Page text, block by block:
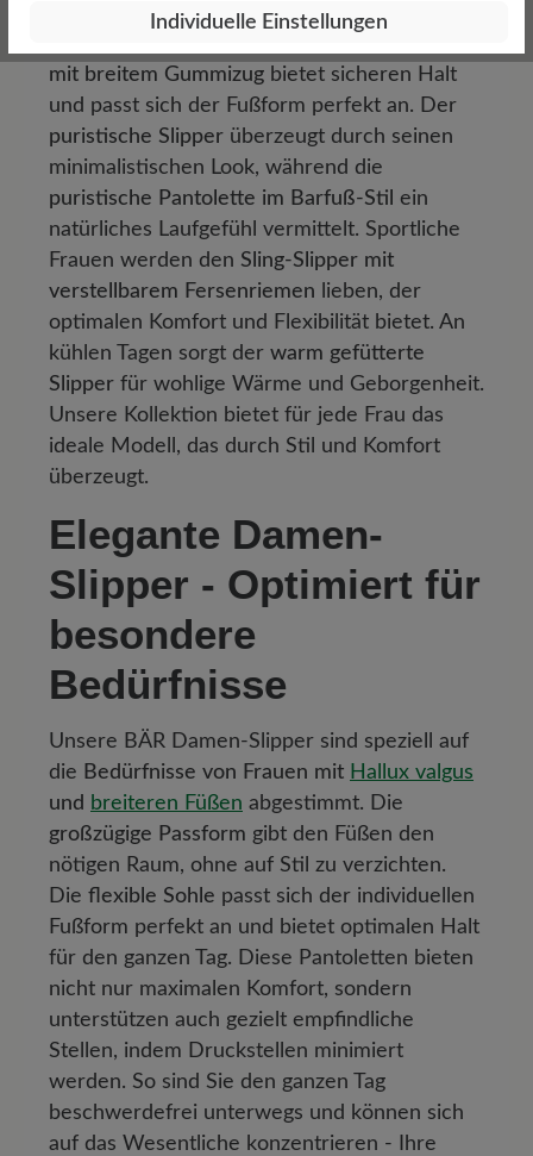
Für jede Frau und jeden Anlass gibt es das
mit breitem Gummizug bietet sicheren Halt
und passt sich der Fußform perfekt an. Der
puristische Slipper überzeugt durch seinen
minimalistischen Look, während die
puristische Pantolette im Barfuß-Stil
ein
natürliches Laufgefühl vermittelt. Sportliche
Frauen werden den Sling-Slipper mit
verstellbarem Fersenriemen lieben, der
optimalen Komfort und Flexibilität bietet. An
kühlen Tagen sorgt der warm gefütterte
Slipper für wohlige Wärme und Geborgenheit.
Unsere Kollektion bietet für jede Frau das
ideale Modell, das durch Stil und Komfort
überzeugt.
Elegante Damen-
Slipper - Optimiert für
besondere
Bedürfnisse
Unsere BÄR Damen-Slipper sind speziell auf
die Bedürfnisse von Frauen mit Hallux valgus
und
breiteren Füßen abgestimmt. Die
großzügige Passform gibt den Füßen den
nötigen Raum, ohne auf Stil zu verzichten.
Die flexible Sohle passt sich der individuellen
Fußform perfekt an und bietet optimalen Halt
für den ganzen Tag. Diese Pantoletten bieten
nicht nur maximalen Komfort, sondern
unterstützen auch gezielt empfindliche
Stellen, indem Druckstellen minimiert
werden. So sind Sie den ganzen Tag
beschwerdefrei unterwegs und können sich
auf das Wesentliche konzentrieren - Ihre
Individuelle Einstellungen